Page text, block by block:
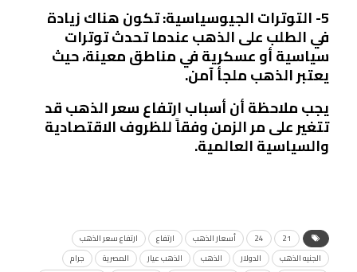
5- التوترات الجيوسياسية: تكون هناك زيادة
في الطلب على الذهب عندما تحدث توترات
سياسية أو عسكرية في مناطق معينة، حيث
يعتبر الذهب ملجأ آمن.
يجب ملاحظة أن أسباب ارتفاع سعر الذهب قد
تتغير على مر الزمن وفقاً للظروف الاقتصادية
والسياسية العالمية.
21
24 أسعار الذهب ارتفاع
ارتفاع سعر الذهب
الجنيه الذهب
الدولار الذهب الذهب عيار المصرية
جرام